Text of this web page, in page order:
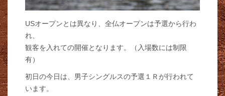
USオープンとは異なり、全仏オープンは予選から行わ
れ、
観客を入れての開催となります。（入場数には制限
有）
初日の今日は、男子シングルスの予選１Ｒが行われて
います。